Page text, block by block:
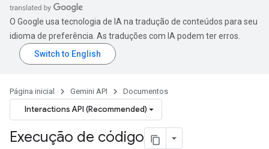
O Google usa tecnologia de IA na tradução de conteúdos para seu
idioma de preferência. As traduções com IA podem ter erros.
Página inicial Gemini API Documentos
Interactions API (Recommended)
Execução de código